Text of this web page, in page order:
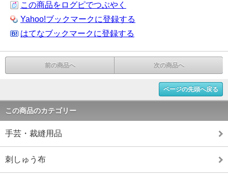
この商品をログピでつぶやく
Yahoo!ブックマークに登録する
はてなブックマークに登録する
前の商品へ 次の商品へ
ページの先頭へ戻る
この商品のカテゴリー
手芸・裁縫用品
刺しゅう布